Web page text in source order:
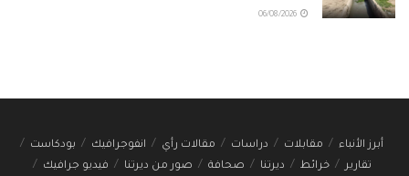
أبرز الأنباء مقابلات دراسات مقالات رأي انفوجرافيك
بودكاست
تقارير
خرائط ديرتنا صحافة صور من ديرتنا
فيديو جرافيك